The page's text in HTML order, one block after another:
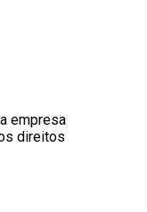
empresa
direitos